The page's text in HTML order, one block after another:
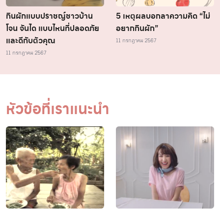
กินผักแบบปราชญ์ชาวบ้าน
โจน จันได แบบไหนที่ปลอดภัย
และดีกับตัวคุณ
11 กรกฎาคม 2567
5 เหตุผลบอกลาความคิด “ไม่
อยากกินผัก”
11 กรกฎาคม 2567
หัวข้อที่เราแนะนำ